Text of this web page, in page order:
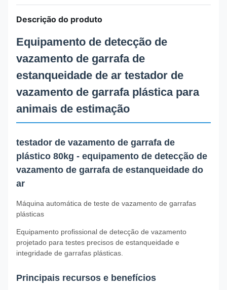
Descrição do produto
Equipamento de detecção de
vazamento de garrafa de
estanqueidade de ar testador de
vazamento de garrafa plástica para
animais de estimação
testador de vazamento de garrafa de
plástico 80kg - equipamento de detecção de
vazamento de garrafa de estanqueidade do
ar
Máquina automática de teste de vazamento de garrafas
plásticas
Equipamento profissional de detecção de vazamento
projetado para testes precisos de estanqueidade e
integridade de garrafas plásticas.
Principais recursos e benefícios